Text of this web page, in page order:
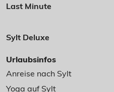
Last Minute
Sylt Deluxe
Urlaubsinfos
Anreise nach Sylt
Yoga auf Sylt